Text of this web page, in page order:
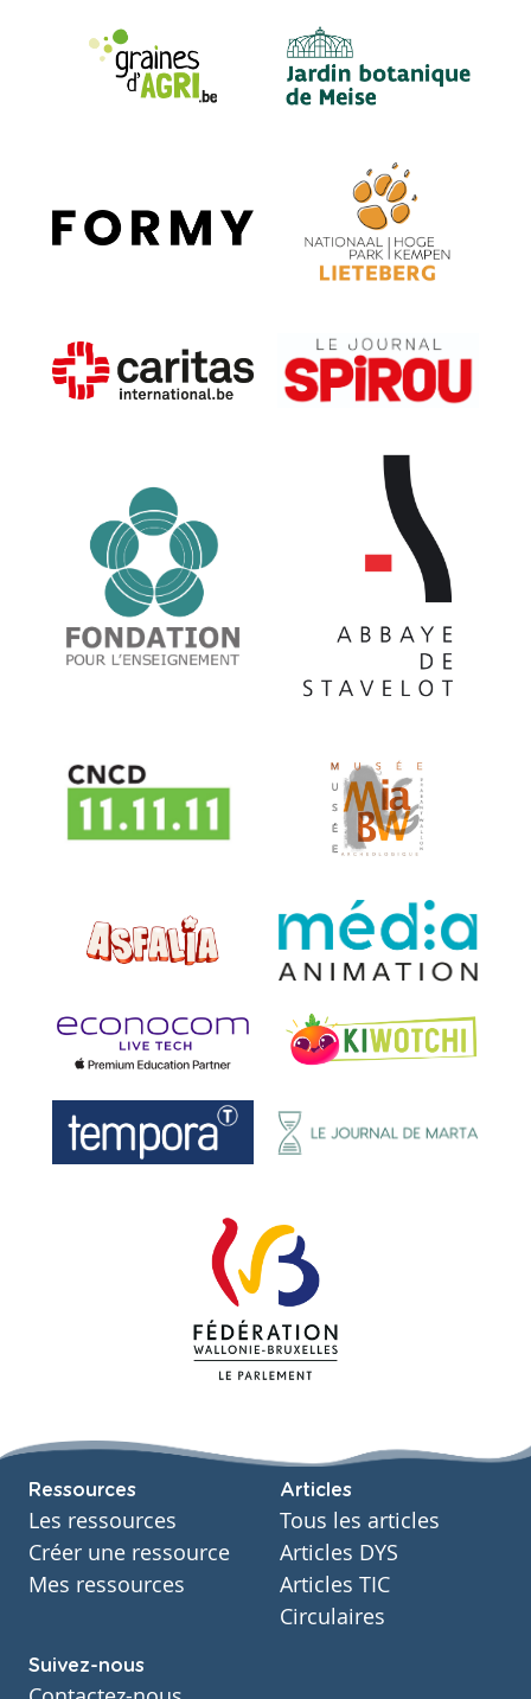
Ressources
Les ressources
Créer une ressource
Mes ressources
Articles
Tous les articles
Articles DYS
Articles TIC
Circulaires
Suivez-nous